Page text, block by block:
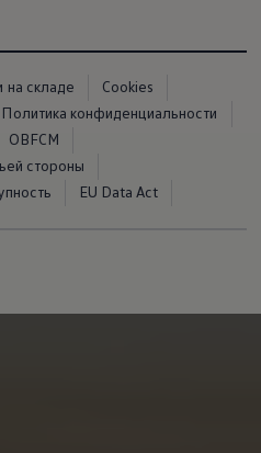
на складе
Cookies
Политика конфиденциальности
OBFCM
стороны
EU Data Act